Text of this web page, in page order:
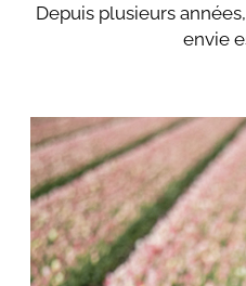
Depuis plusieurs
envie